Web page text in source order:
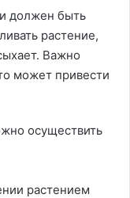
должен быть
растение,
Важно
может привести
осуществить
растением